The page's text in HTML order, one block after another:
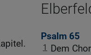
Psalm 65
1 Dem